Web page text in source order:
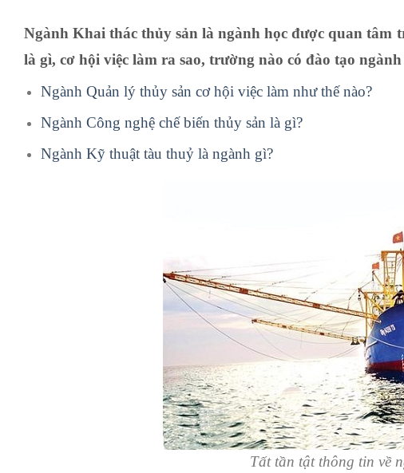
Ngành Khai thác thủy sản là ngành học được quan
là gì, cơ hội việc làm ra sao, trường nào có đào tạo
Ngành Quản lý thủy sản cơ hội việc làm như thế nào?
Ngành Công nghệ chế biến thủy sản là gì?
Ngành Kỹ thuật tàu thuỷ là ngành gì?
Tất tần tật thông tin về